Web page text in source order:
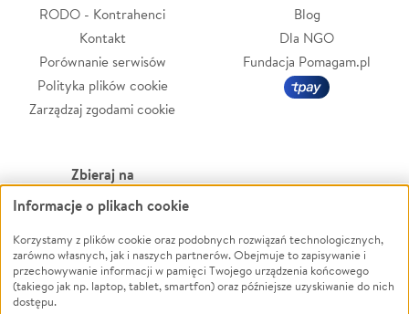
RODO - Kontrahenci
Kontakt
Porównanie serwisów
Polityka plików cookie
Zarządzaj zgodami cookie
Blog
Dla NGO
Fundacja Pomagam.pl
Zbieraj na
Leczenie
Zwierzęta
Pożar
Ukraina
Powódź
Wichura
NGO
Informacje o plikach cookie
Korzystamy z plików cookie oraz podobnych rozwiązań technologicznych,
zarówno własnych, jak i naszych partnerów. Obejmuje to zapisywanie i
przechowywanie informacji w pamięci Twojego urządzenia końcowego
(takiego jak np. laptop, tablet, smartfon) oraz późniejsze uzyskiwanie do nich
dostępu.